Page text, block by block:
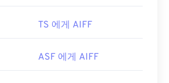
TS 에게 AIFF
ASF 에게 AIFF